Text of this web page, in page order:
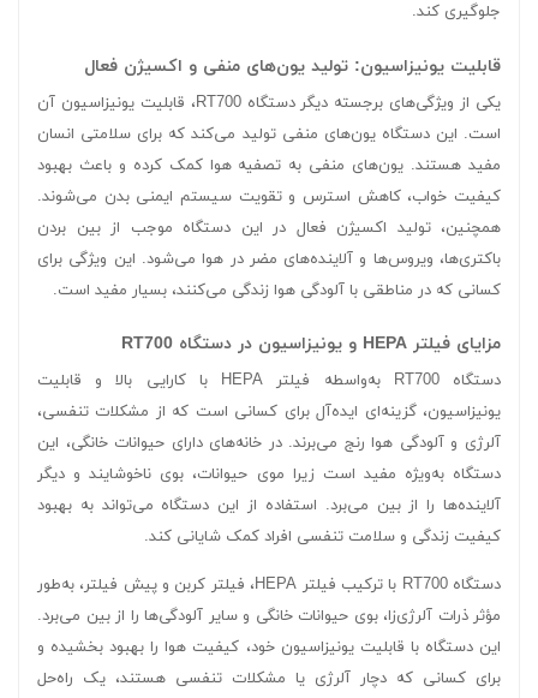
جلوگیری کند.
قابلیت یونیزاسیون: تولید یون‌های منفی و اکسیژن فعال
یکی از ویژگی‌های برجسته دیگر دستگاه RT700، قابلیت یونیزاسیون آن
است. این دستگاه یون‌های منفی تولید می‌کند که برای سلامتی انسان
مفید هستند. یون‌های منفی به تصفیه هوا کمک کرده و باعث بهبود
کیفیت خواب، کاهش استرس و تقویت سیستم ایمنی بدن می‌شوند.
همچنین، تولید اکسیژن فعال در این دستگاه موجب از بین بردن
باکتری‌ها، ویروس‌ها و آلاینده‌های مضر در هوا می‌شود. این ویژگی برای
کسانی که در مناطقی با آلودگی هوا زندگی می‌کنند، بسیار مفید است.
مزایای فیلتر HEPA و یونیزاسیون در دستگاه RT700
دستگاه RT700 به‌واسطه فیلتر HEPA با کارایی بالا و قابلیت
یونیزاسیون، گزینه‌ای ایده‌آل برای کسانی است که از مشکلات تنفسی،
آلرژی و آلودگی هوا رنج می‌برند. در خانه‌های دارای حیوانات خانگی، این
دستگاه به‌ویژه مفید است زیرا موی حیوانات، بوی ناخوشایند و دیگر
آلاینده‌ها را از بین می‌برد. استفاده از این دستگاه می‌تواند به بهبود
کیفیت زندگی و سلامت تنفسی افراد کمک شایانی کند.
دستگاه RT700 با ترکیب فیلتر HEPA، فیلتر کربن و پیش فیلتر، به‌طور
مؤثر ذرات آلرژی‌زا، بوی حیوانات خانگی و سایر آلودگی‌ها را از بین می‌برد.
این دستگاه با قابلیت یونیزاسیون خود، کیفیت هوا را بهبود بخشیده و
برای کسانی که دچار آلرژی یا مشکلات تنفسی هستند، یک راه‌حل